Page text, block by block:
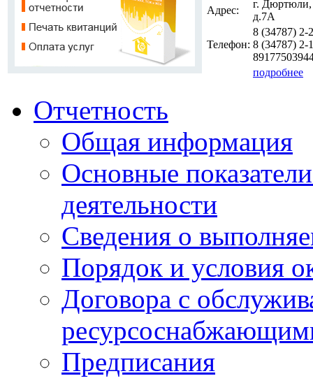
Адрес:
г. Дюртюли,
д.7А
Телефон:
8 (34787) 2-
8 (34787) 2-
подробнее
Отчетность
Общая информация
Основные
деятельности
Сведения о
Порядок и условия
Договора с
Предписания